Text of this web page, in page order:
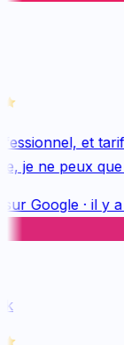
et tarif
je ne peux que
Google· il y a